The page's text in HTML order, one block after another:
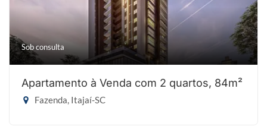
Sob consulta
Apartamento à Venda com 2 quartos, 84m²
Fazenda, Itajaí-SC